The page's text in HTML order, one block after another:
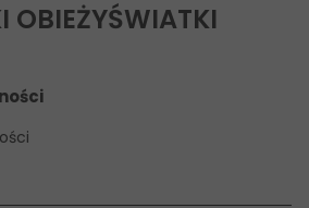
OBIEŻYŚWIATKI